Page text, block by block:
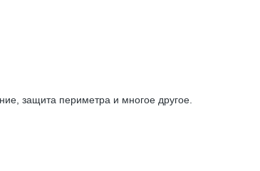
защита периметра и многое другое.